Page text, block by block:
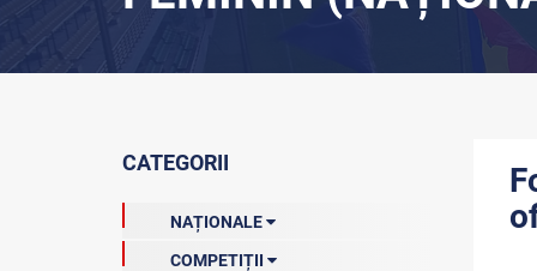
CATEGORII
NAȚIONALE
COMPETIȚII